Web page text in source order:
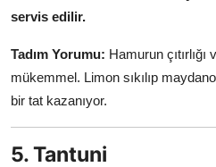
servis edilir.
Tadım Yorumu: Hamurun
mükemmel. Limon sıkılıp
bir tat kazanıyor.
5. Tantuni